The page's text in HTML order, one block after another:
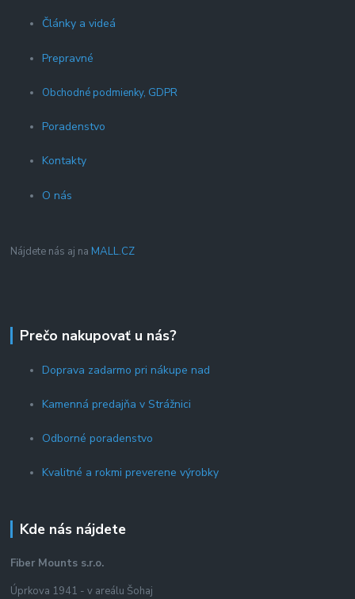
Články a videá
Prepravné
Obchodné podmienky, GDPR
Poradenstvo
Kontakty
O nás
Nájdete nás aj na MALL.CZ
Prečo nakupovať u nás?
Doprava zadarmo pri nákupe nad
Kamenná predajňa v Strážnici
Odborné poradenstvo
Kvalitné a rokmi preverene výrobky
Kde nás nájdete
Fiber Mounts s.r.o.
Úprkova 1941 - v areálu Šohaj